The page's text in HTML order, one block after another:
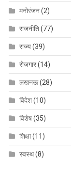
मनोरंजन(2)
राजनीति(77)
राज्य(39)
रोजगार(14)
लखनऊ(28)
विदेश(10)
विशेष(35)
शिक्षा(11)
स्वस्थ(8)